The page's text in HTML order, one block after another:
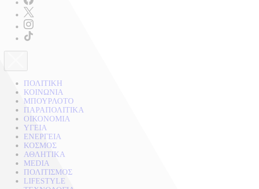
ΠΟΛΙΤΙΚΗ
ΚΟΙΝΩΝΙΑ
ΜΠΟΥΡΛΟΤΟ
ΠΑΡΑΠΟΛΙΤΙΚΑ
ΟΙΚΟΝΟΜΙΑ
ΥΓΕΙΑ
ΕΝΕΡΓΕΙΑ
ΚΟΣΜΟΣ
ΑΘΛΗΤΙΚΑ
MEDIA
ΠΟΛΙΤΙΣΜΟΣ
LIFESTYLE